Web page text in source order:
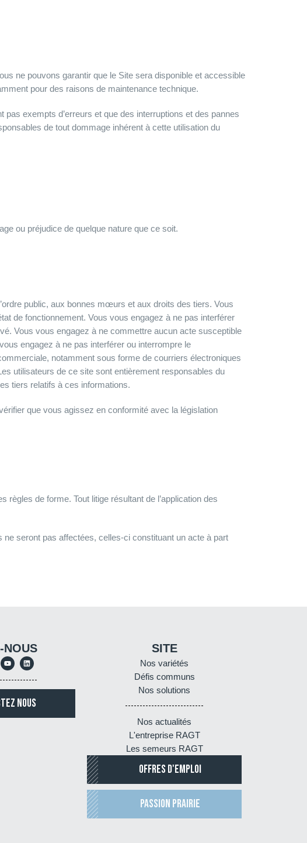
ne pouvons garantir que le Site sera disponible et accessible
pour des raisons de maintenance technique.
exempts d’erreurs et que des interruptions et des pannes
de tout dommage inhérent à cette utilisation du
ou préjudice de quelque nature que ce soit.
public, aux bonnes mœurs et aux droits des tiers. Vous
de fonctionnement. Vous vous engagez à ne pas interférer
Vous vous engagez à ne commettre aucun acte susceptible
engagez à ne pas interférer ou interrompre le
notamment sous forme de courriers électroniques
utilisateurs de ce site sont entièrement responsables du
tiers relatifs à ces informations.
que vous agissez en conformité avec la législation
de forme. Tout litige résultant de l’application des
ne seront pas affectées, celles-ci constituant un acte à part
NOUS
NOUS
SITE
Nos variétés
Défis communs
Nos solutions
Nos actualités
L'entreprise RAGT
Les semeurs RAGT
OFFRES D'EMPLOI
PASSION PRAIRIE